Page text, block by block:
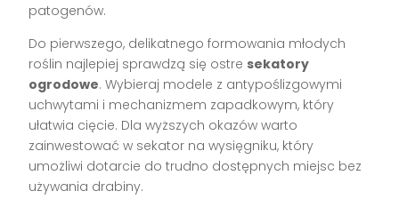
patogenów.
Do pierwszego, delikatnego formowania młodych
roślin najlepiej sprawdzą się ostre sekatory
ogrodowe. Wybieraj modele z antypoślizgowymi
uchwytami i mechanizmem zapadkowym, który
ułatwia cięcie. Dla wyższych okazów warto
zainwestować w sekator na wysięgniku, który
umożliwi dotarcie do trudno dostępnych miejsc bez
używania drabiny.